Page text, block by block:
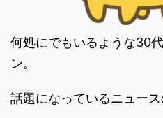
何処にでもいるような30
ン。
話題になっているニュース